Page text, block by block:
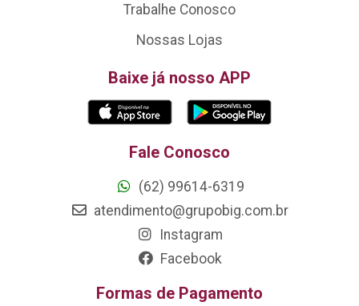
Trabalhe Conosco
Nossas Lojas
Baixe já nosso APP
Fale Conosco
(62) 99614-6319
atendimento@grupobig.com.br
Instagram
Facebook
Formas de Pagamento